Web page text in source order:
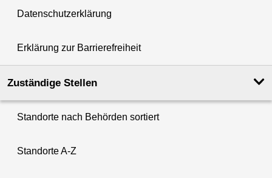
Datenschutzerklärung
Erklärung zur Barrierefreiheit
Zuständige Stellen
Standorte nach Behörden sortiert
Standorte A-Z